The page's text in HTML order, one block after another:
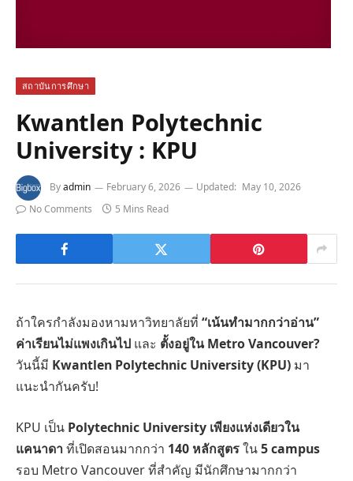
สถาบันการศึกษา
Kwantlen Polytechnic
University : KPU
Byadmin February 6, 2026 Updated: May 10, 2026
No Comments
5 Mins Read
ถ้าใครกำลังมองหามหาวิทยาลัยที่ “เน้นทำมากกว่าอ่าน”
ค่าเรียนไม่แพงเกินไป และ ตั้งอยู่ใน Metro Vancouver?
วันนี้มี Kwantlen Polytechnic University (KPU) มา
แนะนำกันครับ!
KPU เป็น Polytechnic University เพียงแห่งเดียวใน
แคนาดา ที่เปิดสอนมากกว่า 140 หลักสูตรใน5 campus
รอบ Metro Vancouver ที่สำคัญ มีนักศึกษามากกว่า